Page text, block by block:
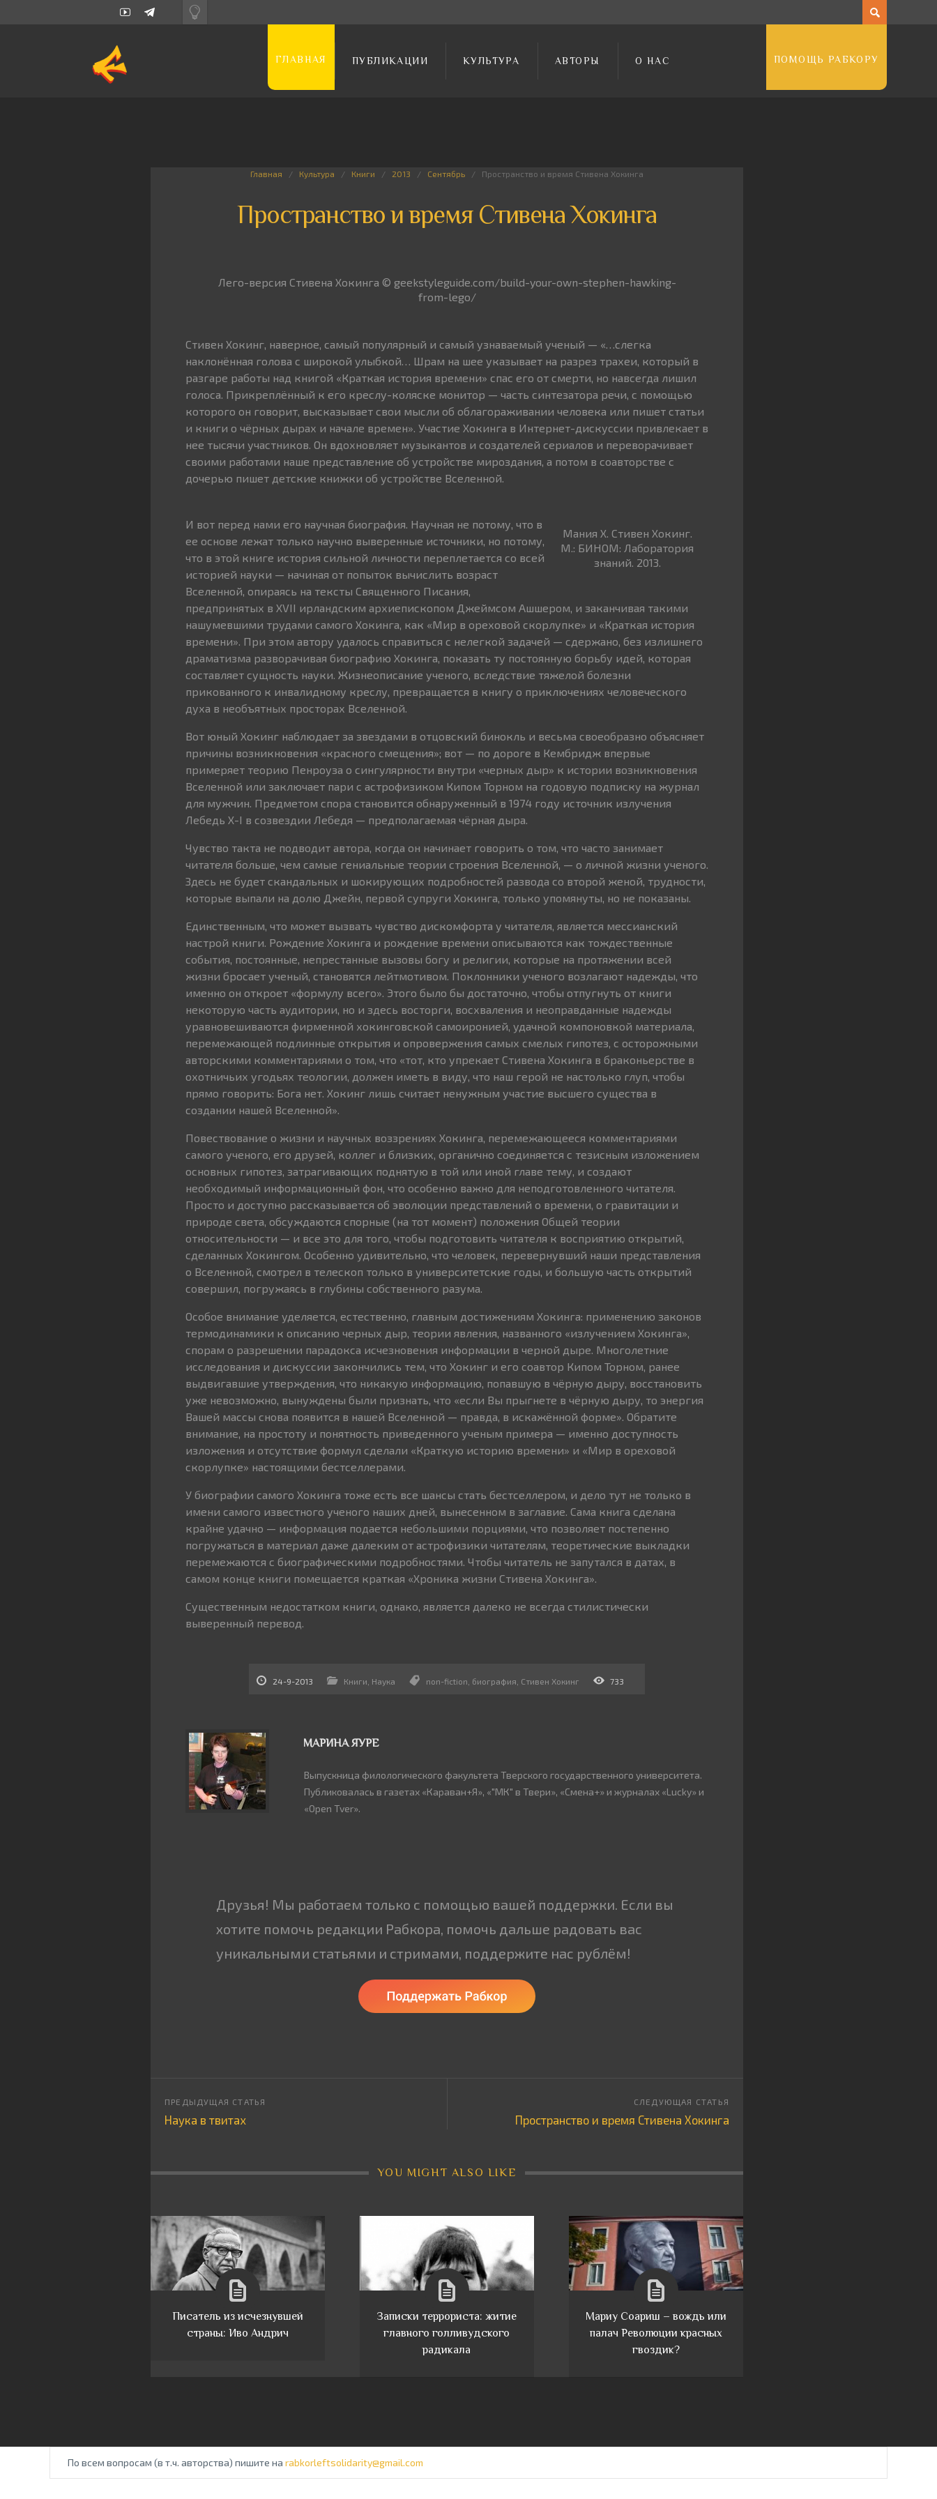
ГЛАВНАЯ ПУБЛИКАЦИИ КУЛЬТУРА АВТОРЫ О НАС ПОМОЩЬ РАБКОРУ
Главная Культура Книги 2013 Сентябрь Пространство и время Стивена Хокинга
Пространство и время Стивена Хокинга
Лего-версия Стивена Хокинга © geekstyleguide.com/build-your-own-stephen-hawking-
from-lego/
Стивен Хокинг, наверное, самый популярный и самый узнаваемый ученый — «…слегка
наклонённая голова с широкой улыбкой… Шрам на шее указывает на разрез трахеи, который в
разгаре работы над книгой «Краткая история времени» спас его от смерти, но навсегда лишил
голоса. Прикреплённый к его креслу-коляске монитор — часть синтезатора речи, с помощью
которого он говорит, высказывает свои мысли об облагораживании человека или пишет статьи
и книги о чёрных дырах и начале времен». Участие Хокинга в Интернет-дискуссии привлекает в
нее тысячи участников. Он вдохновляет музыкантов и создателей сериалов и переворачивает
своими работами наше представление об устройстве мироздания, а потом в соавторстве с
дочерью пишет детские книжки об устройстве Вселенной.
Мания Х. Стивен Хокинг.
М.: БИНОМ: Лаборатория
знаний. 2013.
И вот перед нами его научная биография. Научная не потому, что в
ее основе лежат только научно выверенные источники, но потому,
что в этой книге история сильной личности переплетается со всей
историей науки — начиная от попыток вычислить возраст
Вселенной, опираясь на тексты Священного Писания,
предпринятых в XVII ирландским архиепископом Джеймсом Ашшером, и заканчивая такими
нашумевшими трудами самого Хокинга, как «Мир в ореховой скорлупке» и «Краткая история
времени». При этом автору удалось справиться с нелегкой задачей — сдержано, без излишнего
драматизма разворачивая биографию Хокинга, показать ту постоянную борьбу идей, которая
составляет сущность науки. Жизнеописание ученого, вследствие тяжелой болезни
прикованного к инвалидному креслу, превращается в книгу о приключениях человеческого
духа в необъятных просторах Вселенной.
Вот юный Хокинг наблюдает за звездами в отцовский бинокль и весьма своеобразно объясняет
причины возникновения «красного смещения»; вот — по дороге в Кембридж впервые
примеряет теорию Пенроуза о сингулярности внутри «черных дыр» к истории возникновения
Вселенной или заключает пари с астрофизиком Кипом Торном на годовую подписку на журнал
для мужчин. Предметом спора становится обнаруженный в 1974 году источник излучения
Лебедь X-I в созвездии Лебедя — предполагаемая чёрная дыра.
Чувство такта не подводит автора, когда он начинает говорить о том, что часто занимает
читателя больше, чем самые гениальные теории строения Вселенной, — о личной жизни ученого.
Здесь не будет скандальных и шокирующих подробностей развода со второй женой, трудности,
которые выпали на долю Джейн, первой супруги Хокинга, только упомянуты, но не показаны.
Единственным, что может вызвать чувство дискомфорта у читателя, является мессианский
настрой книги. Рождение Хокинга и рождение времени описываются как тождественные
события, постоянные, непрестанные вызовы богу и религии, которые на протяжении всей
жизни бросает ученый, становятся лейтмотивом. Поклонники ученого возлагают надежды, что
именно он откроет «формулу всего». Этого было бы достаточно, чтобы отпугнуть от книги
некоторую часть аудитории, но и здесь восторги, восхваления и неоправданные надежды
уравновешиваются фирменной хокинговской самоиронией, удачной компоновкой материала,
перемежающей подлинные открытия и опровержения самых смелых гипотез, с осторожными
авторскими комментариями о том, что «тот, кто упрекает Стивена Хокинга в браконьерстве в
охотничьих угодьях теологии, должен иметь в виду, что наш герой не настолько глуп, чтобы
прямо говорить: Бога нет. Хокинг лишь считает ненужным участие высшего существа в
создании нашей Вселенной».
Повествование о жизни и научных воззрениях Хокинга, перемежающееся комментариями
самого ученого, его друзей, коллег и близких, органично соединяется с тезисным изложением
основных гипотез, затрагивающих поднятую в той или иной главе тему, и создают
необходимый информационный фон, что особенно важно для неподготовленного читателя.
Просто и доступно рассказывается об эволюции представлений о времени, о гравитации и
природе света, обсуждаются спорные (на тот момент) положения Общей теории
относительности — и все это для того, чтобы подготовить читателя к восприятию открытий,
сделанных Хокингом. Особенно удивительно, что человек, перевернувший наши представления
о Вселенной, смотрел в телескоп только в университетские годы, и большую часть открытий
совершил, погружаясь в глубины собственного разума.
Особое внимание уделяется, естественно, главным достижениям Хокинга: применению законов
термодинамики к описанию черных дыр, теории явления, названного «излучением Хокинга»,
спорам о разрешении парадокса исчезновения информации в черной дыре. Многолетние
исследования и дискуссии закончились тем, что Хокинг и его соавтор Кипом Торном, ранее
выдвигавшие утверждения, что никакую информацию, попавшую в чёрную дыру, восстановить
уже невозможно, вынуждены были признать, что «если Вы прыгнете в чёрную дыру, то энергия
Вашей массы снова появится в нашей Вселенной — правда, в искажённой форме». Обратите
внимание, на простоту и понятность приведенного ученым примера — именно доступность
изложения и отсутствие формул сделали «Краткую историю времени» и «Мир в ореховой
скорлупке» настоящими бестселлерами.
У биографии самого Хокинга тоже есть все шансы стать бестселлером, и дело тут не только в
имени самого известного ученого наших дней, вынесенном в заглавие. Сама книга сделана
крайне удачно — информация подается небольшими порциями, что позволяет постепенно
погружаться в материал даже далеким от астрофизики читателям, теоретические выкладки
перемежаются с биографическими подробностями. Чтобы читатель не запутался в датах, в
самом конце книги помещается краткая «Хроника жизни Стивена Хокинга».
Существенным недостатком книги, однако, является далеко не всегда стилистически
выверенный перевод.
24-9-2013 Книги Наука non-fiction биография Стивен Хокинг 733
МАРИНА ЯУРЕ
Выпускница филологического факультета Тверского государственного университета.
Публиковалась в газетах «Караван+Я», «"МК" в Твери», «Смена+» и журналах «Lucky» и
«Open Tver».
Друзья! Мы работаем только с помощью вашей поддержки. Если вы
хотите помочь редакции Рабкора, помочь дальше радовать вас
уникальными статьями и стримами, поддержите нас рублём!
Наука в твитах Пространство и время Стивена Хокинга
YOU MIGHT ALSO LIKE
Писатель из исчезнувшей
страны: Иво Андрич
Записки террориста: житие
главного голливудского
радикала
Мариу Соариш – вождь или
палач Революции красных
гвоздик?
По всем вопросам (в т.ч. авторства) пишите на rabkorleftsolidarity@gmail.com